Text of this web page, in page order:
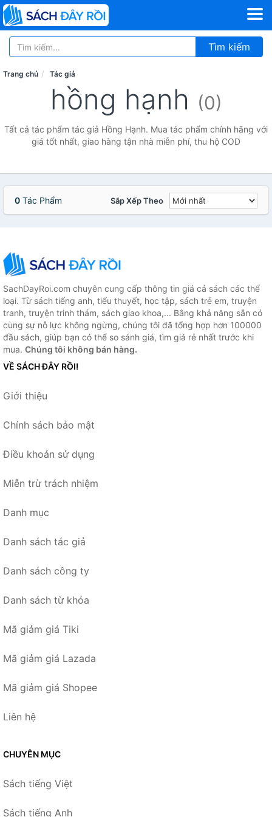
Tìm kiếm
Trang chủ Tác giả
hồng hạnh (0)
Tất cả tác phẩm tác giả Hồng Hạnh. Mua tác phẩm chính hãng với
giá tốt nhất, giao hàng tận nhà miễn phí, thu hộ COD
0 Tác Phẩm Sắp Xếp Theo
SachDayRoi.com chuyên cung cấp thông tin giá cả sách các thể
loại. Từ sách tiếng anh, tiểu thuyết, học tập, sách trẻ em, truyện
tranh, truyện trinh thám, sách giao khoa,... Bằng khả năng sẵn có
cùng sự nỗ lực không ngừng, chúng tôi đã tổng hợp hơn 100000
đầu sách, giúp bạn có thể so sánh giá, tìm giá rẻ nhất trước khi
mua. Chúng tôi không bán hàng.
VỀ SÁCH ĐÂY RỒI!
Giới thiệu
Chính sách bảo mật
Điều khoản sử dụng
Miễn trừ trách nhiệm
Danh mục
Danh sách tác giả
Danh sách công ty
Danh sách từ khóa
Mã giảm giá Tiki
Mã giảm giá Lazada
Mã giảm giá Shopee
Liên hệ
CHUYÊN MỤC
Sách tiếng Việt
Sách tiếng Anh